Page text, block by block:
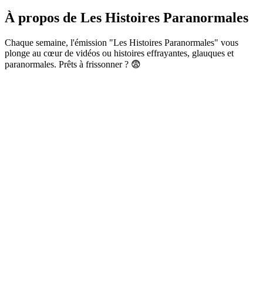
À propos de Les Histoires Paranormales
Chaque semaine, l'émission "Les Histoires Paranormales" vous
plonge au cœur de vidéos ou histoires effrayantes, glauques et
paranormales. Prêts à frissonner ? 😨